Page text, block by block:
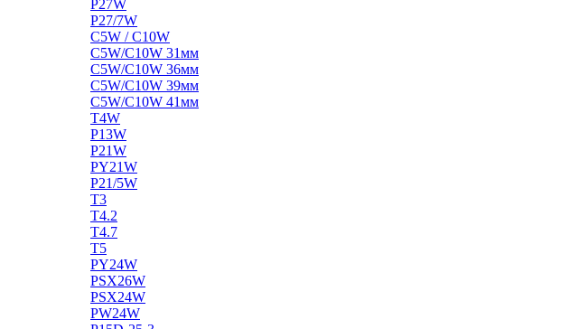
P27W
P27/7W
C5W / C10W
C5W/C10W 31мм
C5W/C10W 36мм
C5W/C10W 39мм
C5W/C10W 41мм
T4W
P13W
P21W
PY21W
P21/5W
T3
T4.2
T4.7
T5
PY24W
PSX26W
PSX24W
PW24W